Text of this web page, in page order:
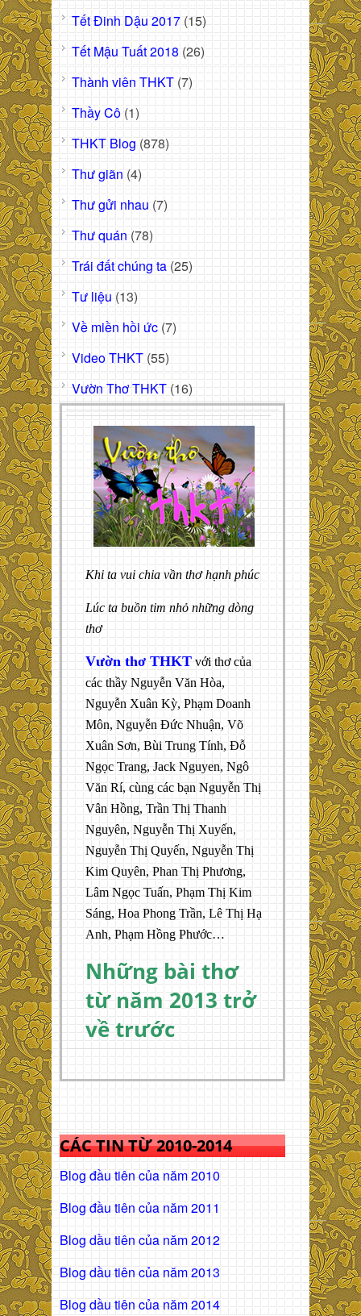
Tết Đinh Dậu 2017 (15)
Tết Mậu Tuất 2018 (26)
Thành viên THKT (7)
Thầy Cô (1)
THKT Blog (878)
Thư giãn (4)
Thư gửi nhau (7)
Thư quán (78)
Trái đất chúng ta (25)
Tư liệu (13)
Về miền hồi ức (7)
Video THKT (55)
Vườn Thơ THKT (16)
Khi ta vui chia vần thơ hạnh phúc
Lúc ta buồn tim nhỏ những dòng
thơ
Vườn thơ THKT với thơ của
các thầy Nguyễn Văn Hòa,
Nguyễn Xuân Kỳ, Phạm Doanh
Môn, Nguyễn Đức Nhuận, Võ
Xuân Sơn, Bùi Trung Tính, Đỗ
Ngọc Trang, Jack Nguyen, Ngô
Văn Rí, cùng các bạn Nguyễn Thị
Vân Hồng, Trần Thị Thanh
Nguyên, Nguyễn Thị Xuyến,
Nguyễn Thị Quyến, Nguyễn Thị
Kim Quyên, Phan Thị Phương,
Lâm Ngọc Tuấn, Phạm Thị Kim
Sáng, Hoa Phong Trần, Lê Thị Hạ
Anh, Phạm Hồng Phước…
Những bài thơ
từ năm 2013 trở
về trước
CÁC TIN TỪ 2010-2014
Blog đầu tiên của năm 2010
Blog đầu tiên của năm 2011
Blog dầu tiên của năm 2012
Blog dầu tiên của năm 2013
Blog dầu tiên của năm 2014